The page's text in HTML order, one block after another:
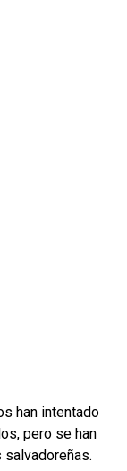
han intentado
pero se han